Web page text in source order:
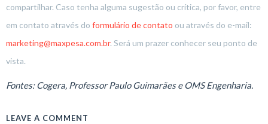
compartilhar. Caso tenha alguma sugestão ou crítica, por favor, entre
em contato através do formulário de contato ou através do e-mail:
marketing@maxpesa.com.br. Será um prazer conhecer seu ponto de
vista.
Fontes: Cogera, Professor Paulo Guimarães e OMS Engenharia.
LEAVE A COMMENT